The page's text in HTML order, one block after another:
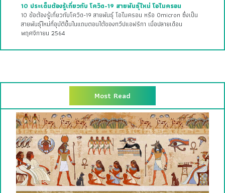
10 ประเด็นต้องรู้เกี่ยวกับ โควิด-19 สายพันธุ์ใหม่ โอไมครอน
10 ข้อต้องรู้เกี่ยวกับโควิด-19 สายพันธุ์ โอไมครอน หรือ Omicron ซึ่งเป็น
สายพันธุ์ใหม่ที่อุบัติขึ้นในแถบตอนใต้ของทวีปแอฟริกา เมื่อปลายเดือน
พฤศจิกายน 2564
Most Read